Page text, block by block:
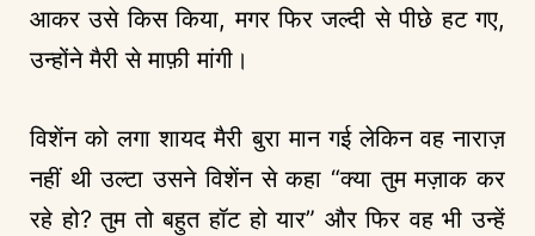
आकर उसे किस किया, मगर फिर जल्दी से पीछे हट गए,
उन्होंने मैरी से माफ़ी मांगी।
विशेंन को लगा शायद मैरी बुरा मान गई लेकिन वह नाराज़
नहीं थी उल्टा उसने विशेंन से कहा “क्या तुम मज़ाक कर
रहे हो? तुम तो बहुत हॉट हो यार” और फिर वह भी उन्हें